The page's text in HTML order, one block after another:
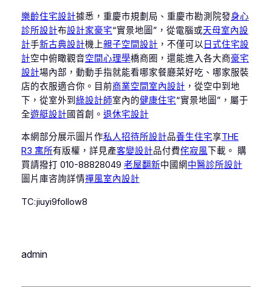
樂齡住宅設計據悉，重慶市規劃局、重慶市勘測院發身心
診所設計布設計家豪宅“實景地圖”，從電腦或天母室內設
計手新古典設計機上親子空間設計 ，不僅可以 日式住宅設
計空中俯瞰觀音空間心理學橋商圈，還能進入各大商豪宅
設計場內部，動動手指就能看哪家餐廳菜好吃、哪家服裝
店的衣服適合你。目前商業空間室內設計 ，從空中到地
下，從室外到 綠設計師室內的健康住宅“實景地圖”，屬于
全遊艇設計國首創。 退休宅設計
本網部分展示圖片作私人招待所設計品養生住宅享THE
R3 寓所有版權，詳見產客變設計品付費侘寂風下載。 購
買請撥打 010-88828049 老屋翻新中國網中醫診所設計
圖片庫咨詢詳情禪風室內設計
TC:jiuyi9follow8
admin